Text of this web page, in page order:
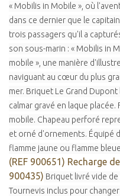
« Mobilis in Mobile », où
dans ce dernier que le
trois passagers qu'il a
son sous-marin : « Mobilis in
mobile », une manière
naviguant au cœur du plus
mer. Briquet Le Grand
calmar gravé en laque
mobile. Chapeau perforé
et orné d'ornements. Équipé
flamme jaune ou flamme
(REF 900651) Recharge
900435) Briquet livré vide
Tournevis inclus pour